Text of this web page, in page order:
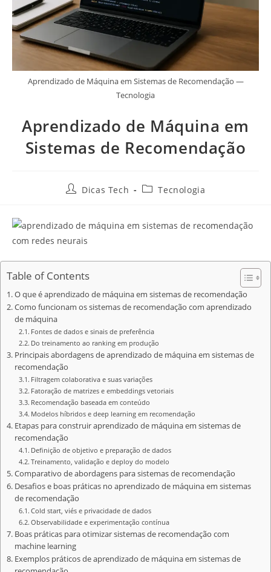
Aprendizado de Máquina em Sistemas de Recomendação —
Tecnologia
Aprendizado de Máquina em
Sistemas de Recomendação
Dicas Tech Tecnologia
Table of Contents
O que é aprendizado de máquina em sistemas de recomendação
Como funcionam os sistemas de recomendação com aprendizado
de máquina
Fontes de dados e sinais de preferência
Do treinamento ao ranking em produção
Principais abordagens de aprendizado de máquina em sistemas de
recomendação
Filtragem colaborativa e suas variações
Fatoração de matrizes e embeddings vetoriais
Recomendação baseada em conteúdo
Modelos híbridos e deep learning em recomendação
Etapas para construir aprendizado de máquina em sistemas de
recomendação
Definição de objetivo e preparação de dados
Treinamento, validação e deploy do modelo
Comparativo de abordagens para sistemas de recomendação
Desafios e boas práticas no aprendizado de máquina em sistemas
de recomendação
Cold start, viés e privacidade de dados
Observabilidade e experimentação contínua
Boas práticas para otimizar sistemas de recomendação com
machine learning
Exemplos práticos de aprendizado de máquina em sistemas de